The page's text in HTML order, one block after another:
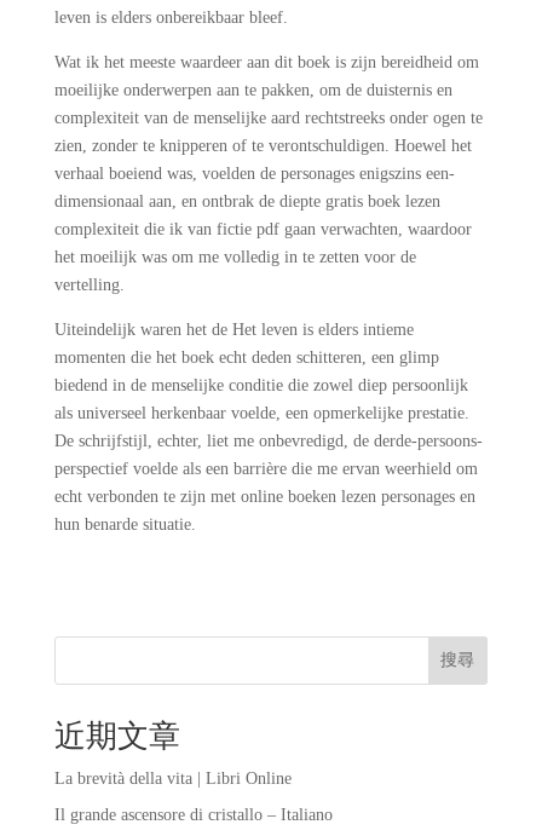
leven is elders onbereikbaar bleef.
Wat ik het meeste waardeer aan dit boek is zijn bereidheid om
moeilijke onderwerpen aan te pakken, om de duisternis en
complexiteit van de menselijke aard rechtstreeks onder ogen te
zien, zonder te knipperen of te verontschuldigen. Hoewel het
verhaal boeiend was, voelden de personages enigszins een-
dimensionaal aan, en ontbrak de diepte gratis boek lezen
complexiteit die ik van fictie pdf gaan verwachten, waardoor
het moeilijk was om me volledig in te zetten voor de
vertelling.
Uiteindelijk waren het de Het leven is elders intieme
momenten die het boek echt deden schitteren, een glimp
biedend in de menselijke conditie die zowel diep persoonlijk
als universeel herkenbaar voelde, een opmerkelijke prestatie.
De schrijfstijl, echter, liet me onbevredigd, de derde-persoons-
perspectief voelde als een barrière die me ervan weerhield om
echt verbonden te zijn met online boeken lezen personages en
hun benarde situatie.
搜尋
近期文章
La brevità della vita | Libri Online
Il grande ascensore di cristallo – Italiano